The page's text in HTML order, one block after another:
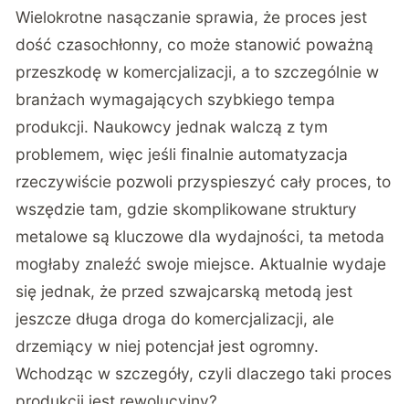
Wielokrotne nasączanie sprawia, że proces jest
dość czasochłonny, co może stanowić poważną
przeszkodę w komercjalizacji, a to szczególnie w
branżach wymagających szybkiego tempa
produkcji. Naukowcy jednak walczą z tym
problemem, więc jeśli finalnie automatyzacja
rzeczywiście pozwoli przyspieszyć cały proces, to
wszędzie tam, gdzie skomplikowane struktury
metalowe są kluczowe dla wydajności, ta metoda
mogłaby znaleźć swoje miejsce. Aktualnie wydaje
się jednak, że przed szwajcarską metodą jest
jeszcze długa droga do komercjalizacji, ale
drzemiący w niej potencjał jest ogromny.
Wchodząc w szczegóły, czyli dlaczego taki proces